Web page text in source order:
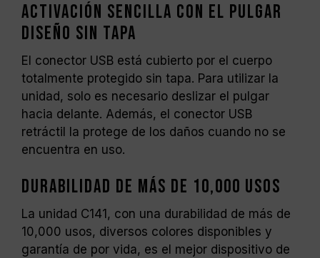
Activación sencilla con el pulgar
Diseño sin tapa
El conector USB está cubierto por el cuerpo
totalmente protegido sin tapa. Para utilizar la
unidad, solo es necesario deslizar el pulgar
hacia delante. Además, el conector USB
retráctil la protege de los daños cuando no se
encuentra en uso.
Durabilidad de más de 10,000 usos
La unidad C141, con una durabilidad de más de
10,000 usos, diversos colores disponibles y
garantía de por vida, es el mejor dispositivo de